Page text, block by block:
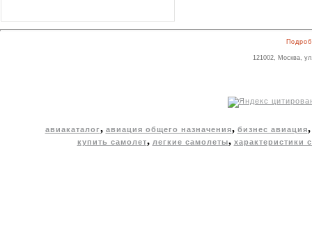
121002, Москва,
авиакаталог, авиация общего назначения, бизнес авиация
купить самолет, легкие самолеты, характеристики